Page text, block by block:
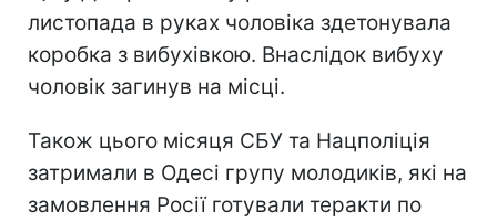
листопада в руках чоловіка здетонувала
коробка з вибухівкою. Внаслідок вибуху
чоловік загинув на місці.
Також цього місяця СБУ та Нацполіція
затримали в Одесі групу молодиків, які на
замовлення Росії готували теракти по